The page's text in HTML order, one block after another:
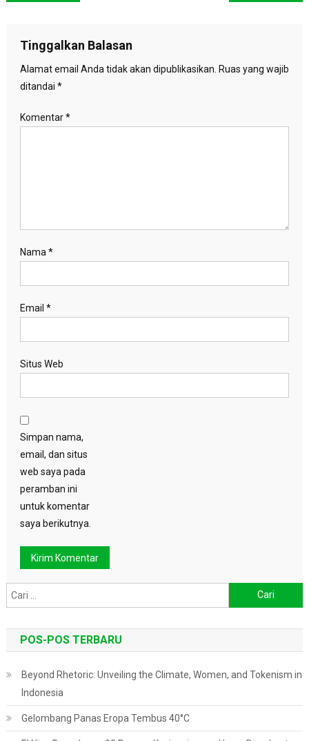
Tinggalkan Balasan
Alamat email Anda tidak akan dipublikasikan. Ruas yang wajib
ditandai *
Komentar*
Nama *
Email *
Situs Web
Simpan nama,
email, dan situs
web saya pada
peramban ini
untuk komentar
saya berikutnya.
untuk:
POS-POS TERBARU
Beyond Rhetoric: Unveiling the Climate, Women, and Tokenism in
Indonesia
Gelombang Panas Eropa Tembus 40°C